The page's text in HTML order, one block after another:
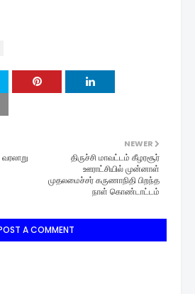
NEWER
திருச்சி மாவட்டம் கீழரசூர்
ஊராட்சியில் முன்னாள்
முதலமைச்சர் கருணாநிதி பிறந்த
நாள் கொண்டாட்டம்
A COMMENT